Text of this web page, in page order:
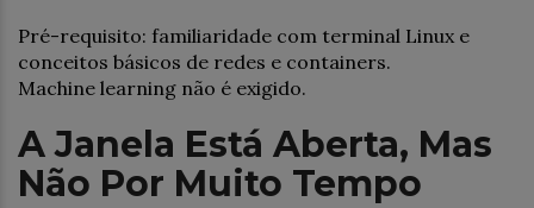
Pré-requisito: familiaridade com terminal Linux e
conceitos básicos de redes e containers.
Machine learning não é exigido.
A Janela Está Aberta, Mas
Não Por Muito Tempo